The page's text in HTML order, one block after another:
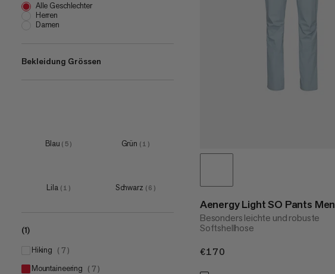
Alle Geschlechter
Herren
Damen
Bekleidung Grössen
Blau ( 5 ) Grün ( 1 )
Lila ( 1 ) Schwarz ( 6 )
(1)
hiking ( 7 )
mountaineering ( 7 )
Aenergy Light SO Pants Men
Besonders leichte und robuste
Softshellhose
€170